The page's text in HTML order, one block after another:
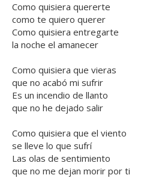
Como quisiera quererte
como te quiero querer
Como quisiera entregarte
la noche el amanecer
Como quisiera que vieras
que no acabó mi sufrir
Es un incendio de llanto
que no he dejado salir
Como quisiera que el viento
se lleve lo que sufrí
Las olas de sentimiento
que no me dejan morir por ti